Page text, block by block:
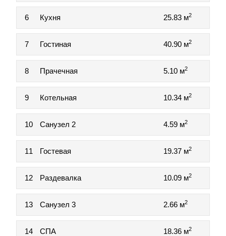
6 Кухня 25.83 м2
7 Гостиная 40.90 м2
8 Прачечная 5.10 м2
9 Котельная 10.34 м2
10 Санузел 2 4.59 м2
11 Гостевая 19.37 м2
12 Раздевалка 10.09 м2
13 Санузел 3 2.66 м2
14 СПА 18.36 м2